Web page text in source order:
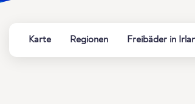
Karte Regionen Freibäder in